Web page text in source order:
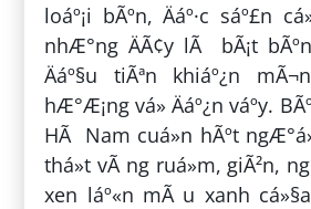
loáº¡i bÃºn, Äáº·c sáº£n
nhÆ°ng ÄÃ¢y lÃ bÃ¡t bÃºn
Äáº§u tiÃªn khiáº¿n
hÆ°Æ¡ng vá» Äáº¿n váº­y.
HÃ Nam cuá»n hÃºt
thá»t vÃ ng ruá»m, giÃ²n,
xen láº«n mÃ u xanh cá»§a